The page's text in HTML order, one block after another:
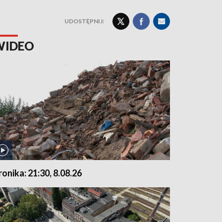
UDOSTĘPNIJ:
21:30, 8.08.26